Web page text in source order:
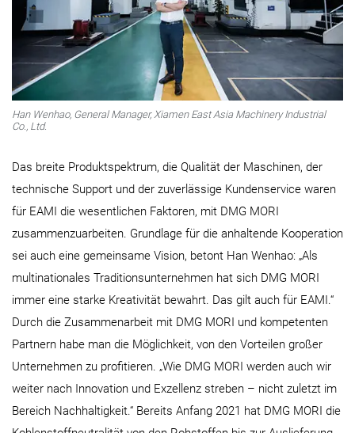
Han Wenhao, General Manager, Xiamen East Asia Machinery Industrial
Co., Ltd.
Das breite Produktspektrum, die Qualität der Maschinen, der
technische Support und der zuverlässige Kundenservice waren
für EAMI die wesentlichen Faktoren, mit DMG MORI
zusammenzuarbeiten. Grundlage für die anhaltende Kooperation
sei auch eine gemeinsame Vision, betont Han Wenhao: „Als
multinationales Traditionsunternehmen hat sich DMG MORI
immer eine starke Kreativität bewahrt. Das gilt auch für EAMI.“
Durch die Zusammenarbeit mit DMG MORI und kompetenten
Partnern habe man die Möglichkeit, von den Vorteilen großer
Unternehmen zu profitieren. „Wie DMG MORI werden auch wir
weiter nach Innovation und Exzellenz streben – nicht zuletzt im
Bereich Nachhaltigkeit.“ Bereits Anfang 2021 hat DMG MORI die